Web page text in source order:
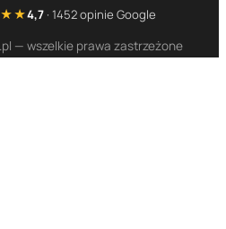
— wszelkie prawa zastrzeżone
4,7· 1452 opinie Google